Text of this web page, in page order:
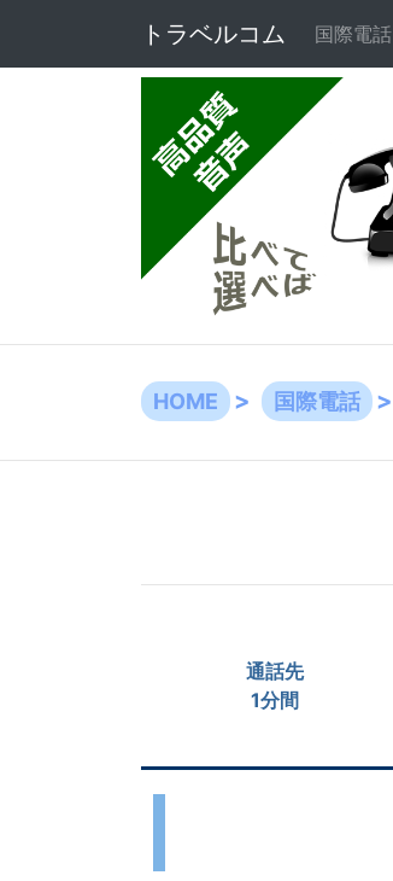
トラベルコム 国際電話
HOME 国際電話
通話先
1分間